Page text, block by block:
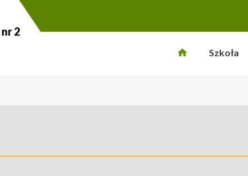
Szkoła